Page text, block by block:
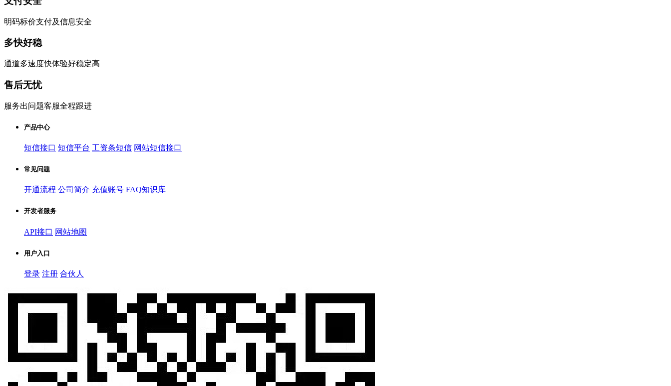
明码标价支付及信息安全
多快好稳
通道多速度快体验好稳定高
售后无忧
服务出问题客服全程跟进
产品中心
短信接口 短信平台 工资条短信 网站短信接口
常见问题
开通流程 公司简介 充值账号 FAQ知识库
开发者服务
API接口 网站地图
用户入口
登录 注册 合伙人